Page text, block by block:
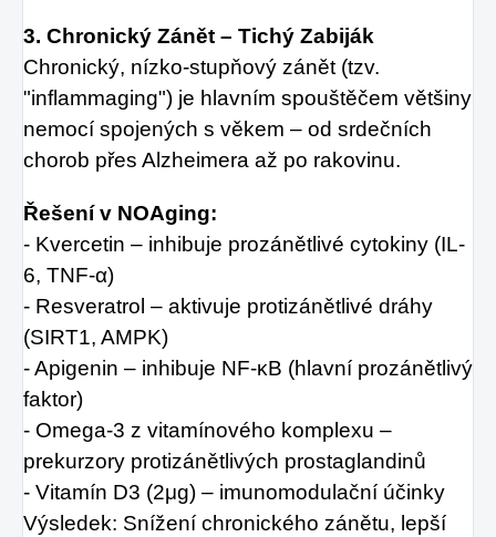
3. Chronický Zánět – Tichý Zabiják
Chronický, nízko-stupňový zánět (tzv.
"inflammaging") je hlavním spouštěčem většiny
nemocí spojených s věkem – od srdečních
chorob přes Alzheimera až po rakovinu.
Řešení v NOAging:
- Kvercetin – inhibuje prozánětlivé cytokiny (IL-
6, TNF-α)
- Resveratrol – aktivuje protizánětlivé dráhy
(SIRT1, AMPK)
- Apigenin – inhibuje NF-κB (hlavní prozánětlivý
faktor)
- Omega-3 z vitamínového komplexu –
prekurzory protizánětlivých prostaglandinů
- Vitamín D3 (2μg) – imunomodulační účinky
Výsledek: Snížení chronického zánětu, lepší